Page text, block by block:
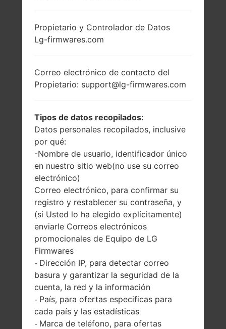
5.7 pulgadas
(~73.3% relación
(~258 densidad de
píxeles por
pulgada)
163 gramos (5.75
onzas)
Extraíble Li-Ion
3000 mAh
1.4 GHz Cortex-A7
Mediatek
Android 6.0.x
Marshmallow
Mayo, 2015
Propietario y Controlador de Datos
Lg-firmwares.com
Correo electrónico de contacto del
Propietario: support@lg-firmwares.com
Tipos de datos recopilados:
Datos personales recopilados, inclusive
por qué:
-Nombre de usuario, identificador único
en nuestro sitio web(no use su correo
electrónico)
Correo electrónico, para confirmar su
registro y restablecer su contraseña, y
(si Usted lo ha elegido explícitamente)
enviarle Correos electrónicos
promocionales de Equipo de LG
Firmwares
- Dirección IP, para detectar correo
basura y garantizar la seguridad de la
cuenta, la red y la información
- País, para ofertas especificas para
cada país y las estadísticas
- Marca de teléfono, para ofertas